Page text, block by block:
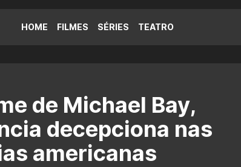
HOME FILMES SÉRIES TEATRO
de Michael Bay,
decepciona nas
americanas